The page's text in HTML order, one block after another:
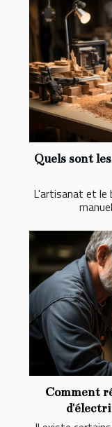
Quels sont
L'artisanat et le
Comment